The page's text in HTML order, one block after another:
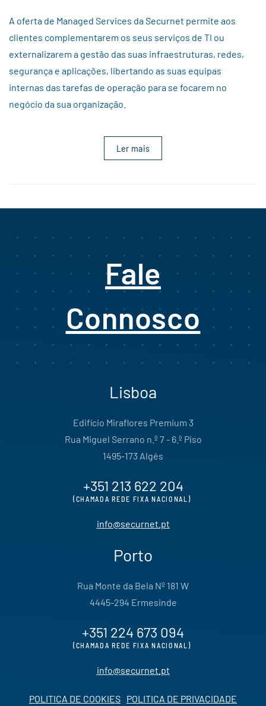
A oferta de Managed Services da Securnet permite aos
clientes complementarem os seus serviços de TI ou
externalizarem a gestão das suas infraestruturas, redes,
segurança e aplicações, libertando as suas equipas
internas das tarefas de operação para se focarem no
negócio da sua organização.
Ler mais
Fale
Connosco
Lisboa
Edifício Miraflores Premium 3
Rua Miguel Serrano n.º 7 - 6.º Piso
1495-173 Algés
+351 213 622 204
(CHAMADA REDE FIXA NACIONAL)
info@securnet.pt
Porto
Rua Monte da Bela Nº 181 W
4445-294 Ermesinde
+351 224 673 094
(CHAMADA REDE FIXA NACIONAL)
info@securnet.pt
POLITICA DE COOKIES POLITICA DE PRIVACIDADE